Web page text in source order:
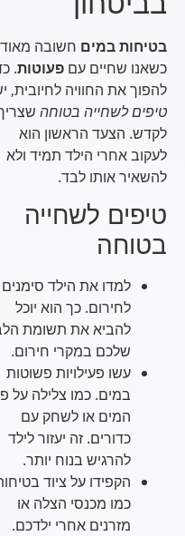
בטיחות במיםחשובה מאוד
כשאנו שחיים עםפעוטות. כדי
להפוך את החוויה לחיובית, יש
טיפים לשחייה בטוחהשצריך
לקדש. הצעד הראשון הוא
לעקוב אחרי הילד תמיד ולא
להשאיר אותו לבד.
טיפים לשחייה
בטוחה
למדו את הילד סימנים
לחירום. כך הוא יוכל
להביא את תשומת הלב
שלכם במקרי חירום.
עשו פעילויות פשוטות
במים. כמו צלילה על פני
המים או לשחק עם
כדורים. זה יעזור לילד
להרגיש בנוח יותר.
הקפידו על ציוד בטיחות.
כמו מכנסי הצלה או
מזרנים אחרי ילדכם.